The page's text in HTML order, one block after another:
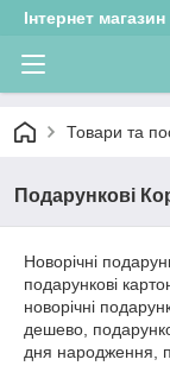
Інтернет
Товари та
Подарункові
Новорічні
подарункові
новорічні
дешево,
дня народження,